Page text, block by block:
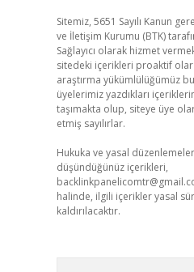
Sitemiz, 5651 Sayılı Kanun
ve İletişim Kurumu (BTK)
Sağlayıcı olarak hizmet
sitedeki içerikleri proaktif
araştırma yükümlülüğümüz
üyelerimiz yazdıkları
taşımakta olup, siteye üye
etmiş sayılırlar.
Hukuka ve yasal
düşündüğünüz içerikleri,
halinde, ilgili içerikler yasal
kaldırılacaktır.